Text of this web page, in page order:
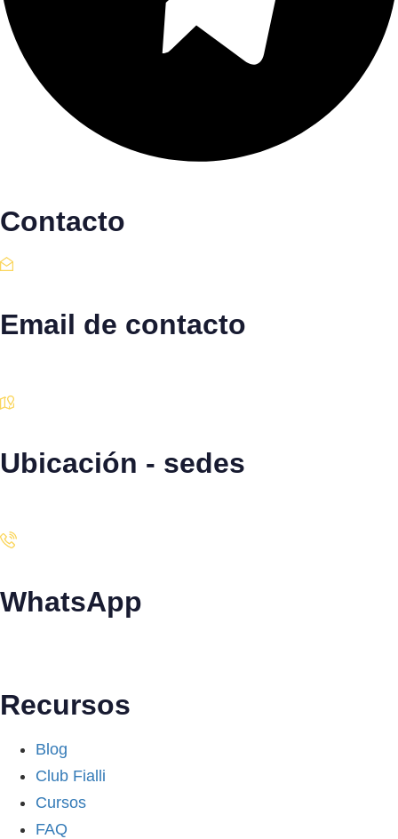
Contacto
Email de contacto
Ubicación - sedes
WhatsApp
Recursos
Blog
Club Fialli
Cursos
FAQ